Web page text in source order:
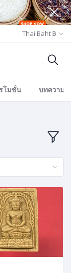
Thai Baht ฿
โมชั่น บทความ/